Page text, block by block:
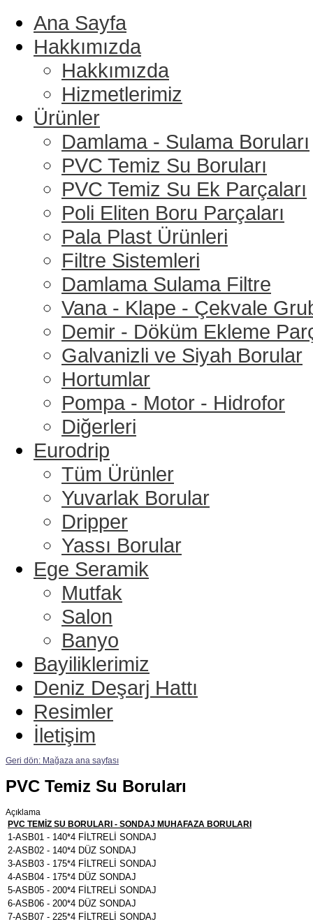
Ana Sayfa
Hakkımızda
Hakkımızda
Hizmetlerimiz
Ürünler
Damlama - Sulama Boruları
PVC Temiz Su Boruları
PVC Temiz Su Ek Parçaları
Poli Eliten Boru Parçaları
Pala Plast Ürünleri
Filtre Sistemleri
Damlama Sulama Filtre
Vana - Klape - Çekvale
Demir - Döküm Ekleme
Galvanizli ve Siyah Borular
Hortumlar
Pompa - Motor - Hidrofor
Diğerleri
Eurodrip
Tüm Ürünler
Yuvarlak Borular
Dripper
Yassı Borular
Ege Seramik
Mutfak
Salon
Banyo
Bayiliklerimiz
Deniz Deşarj Hattı
Resimler
İletişim
Geri dön: Mağaza ana sayfası
PVC Temiz Su Boruları
Açıklama
PVC TEMİZ SU BORULARI - SONDAJ MUHAFAZA BORULARI
1-ASB01 - 140*4 FİLTRELİ SONDAJ
2-ASB02 - 140*4 DÜZ SONDAJ
3-ASB03 - 175*4 FİLTRELİ SONDAJ
4-ASB04 - 175*4 DÜZ SONDAJ
5-ASB05 - 200*4 FİLTRELİ SONDAJ
6-ASB06 - 200*4 DÜZ SONDAJ
7-ASB07 - 225*4 FİLTRELİ SONDAJ